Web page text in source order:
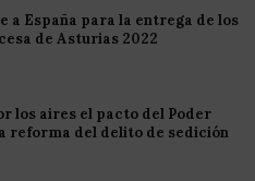
a España para la entrega de los
de Asturias 2022
los aires el pacto del Poder
reforma del delito de sedición